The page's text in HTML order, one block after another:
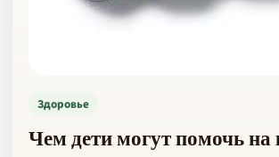
Здоровье
Чем дети могут помочь на